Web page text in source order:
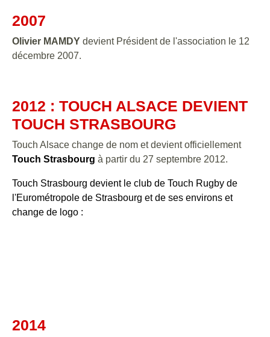
2007
Olivier MAMDY devient Président de l'association le 12
décembre 2007.
2012 : TOUCH ALSACE DEVIENT
TOUCH STRASBOURG
Touch Alsace change de nom et devient officiellement
Touch Strasbourg à partir du 27 septembre 2012.
Touch Strasbourg devient le club de Touch Rugby de
l'Eurométropole de Strasbourg et de ses environs et
change de logo :
2014